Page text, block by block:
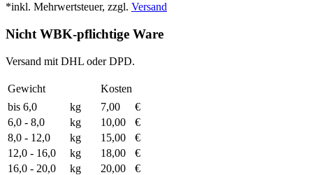
*inkl. Mehrwertsteuer, zzgl. Versand
Nicht WBK-pflichtige Ware
Versand mit DHL oder DPD.
Gewicht
Kosten
bis 6,0
kg 7,00
€
6,0 - 8,0
kg 10,00
€
8,0 - 12,0
kg 15,00
€
12,0 - 16,0
kg 18,00
€
16,0 - 20,0
kg 20,00
€